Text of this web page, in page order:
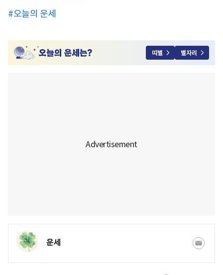
#오늘의 운세
띠별 별자리
운세